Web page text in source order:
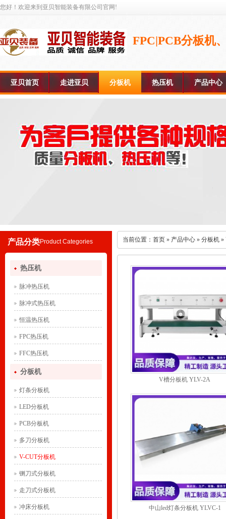
您好！欢迎来到亚贝智能装备有限公司官网!
FPC|PCB分板机
亚贝首页 走进亚贝 分板机 热压机 产品中心
产品分类Product Categories
热压机
脉冲热压机
脉冲式热压机
恒温热压机
FPC热压机
FFC热压机
分板机
灯条分板机
LED分板机
PCB分板机
多刀分板机
V-CUT分板机
铡刀式分板机
走刀式分板机
冲床分板机
当前位置： 首页 » 产品中心 » 分板机 »
V槽分板机 YLV-2A
中山led灯条分板机 YLVC-1